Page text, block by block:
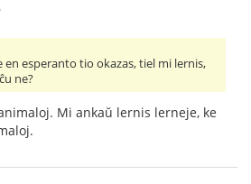
en esperanto tio okazas, tiel mi lernis,
ne?
Mi ankaŭ lernis lerneje, ke